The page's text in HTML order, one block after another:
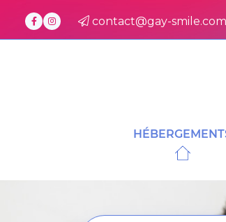
contact@gay-smile.com